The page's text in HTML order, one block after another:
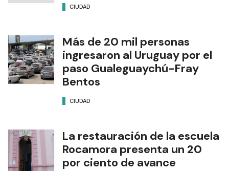
CIUDAD
Más de 20 mil personas
ingresaron al Uruguay por el
paso Gualeguaychú-Fray
Bentos
CIUDAD
La restauración de la escuela
Rocamora presenta un 20
por ciento de avance